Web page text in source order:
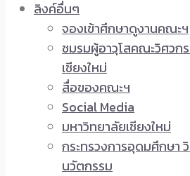
ลิงค์อื่นๆ
จองเข้าศึกษาดูงานคณะฯ
ชมรมผู้อาวุโสคณะวิศวก
เชียงใหม่
สื่อของคณะฯ
Social Media
มหาวิทยาลัยเชียงใหม่
กระทรวงการอุดมศึกษา
นวัตกรรม